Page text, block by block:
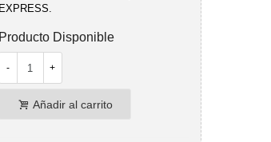
EXPRESS.
Producto Disponible
- +
Añadir al carrito